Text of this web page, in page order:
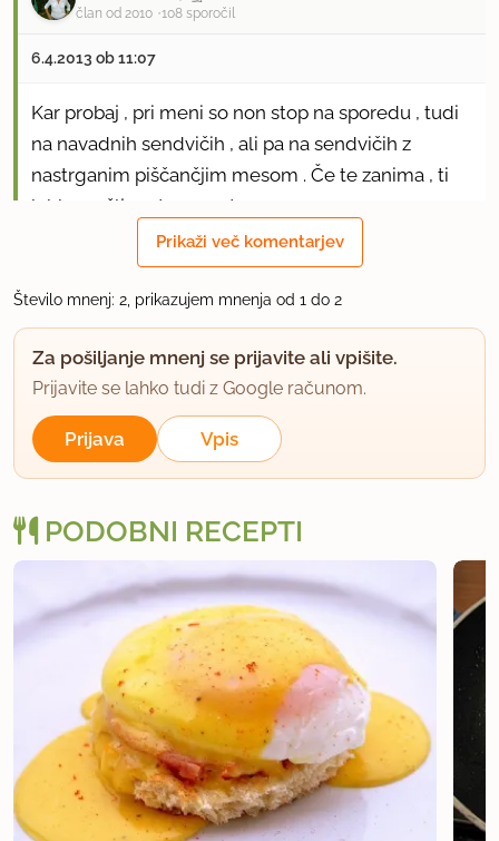
član od 2010 108 sporočil
6.4.2013 ob 11:07
Kar probaj , pri meni so non stop na sporedu , tudi
na navadnih sendvičih , ali pa na sendvičih z
nastrganim piščančjim mesom . Če te zanima , ti
lahko pošljem ta recept .
Prikaži več komentarjev
Število mnenj: 2, prikazujem mnenja od 1 do 2
Za pošiljanje mnenj se prijavite ali vpišite.
Prijavite se lahko tudi z Google računom.
Prijava Vpis
PODOBNI RECEPTI